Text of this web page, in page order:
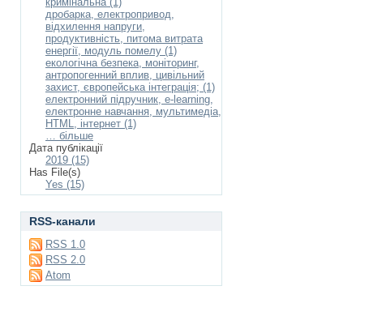
дробарка, електропривод,
відхилення напруги,
продуктивність, питома витрата
енергії, модуль помелу (1)
екологічна безпека, моніторинг,
антропогенний вплив, цивільний
захист, європейська інтеграція; (1)
електронний підручник, e-learning,
електронне навчання, мультимедіа,
HTML, інтернет (1)
… більше
Дата публікації
2019 (15)
Has File(s)
Yes (15)
RSS-канали
RSS 1.0
RSS 2.0
Atom